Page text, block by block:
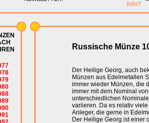
Info?
Russische Münze
Der Heilige Georg, auch
Münzen aus Edelmetallen
immer wieder Münzen, die
immer mit dem Nominal
unterschiedlichen
variieren. Da es relativ
Anleger, die gerne in
Der Heilige Georg ist einer